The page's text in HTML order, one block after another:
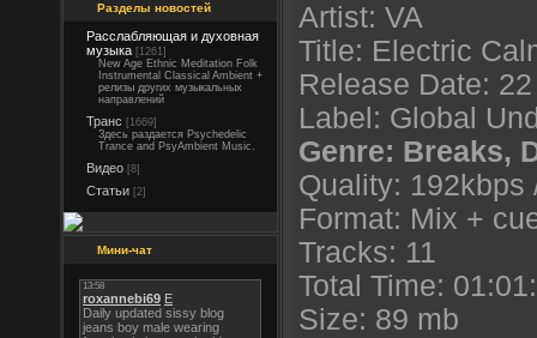
Разделы новостей
Расслабляющая и духовная
музыка [1261]
New Age Ethnic Meditation Folk
Instrumental Classical Ambient +
релизы других музыкальных
направлений
Транс [1669]
Здесь раздается Psychedelic
Trance and PsyAmbient Music.
Видео [8]
Статьи [2]
Мини-чат
Artist: VA
Title: Electric
Release Date:
Label: Global
Genre: Breaks,
Quality: 192kbps
Format: Mix +
Tracks: 11
Total Time:
Size: 89 mb